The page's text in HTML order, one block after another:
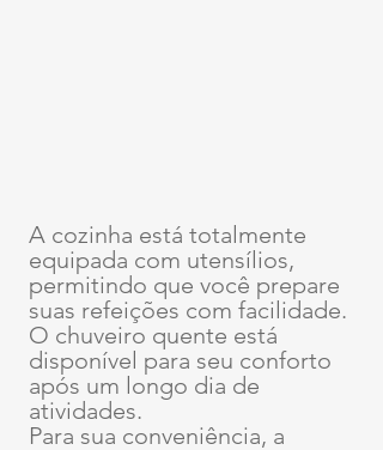
A cozinha está totalmente
equipada com utensílios,
permitindo que você prepare
suas refeições com facilidade.
O chuveiro quente está
disponível para seu conforto
após um longo dia de
atividades.
Para sua conveniência, a